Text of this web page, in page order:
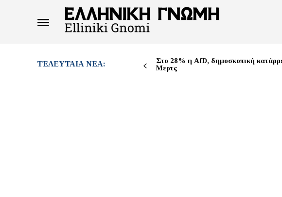
ΤΕΛΕΥΤΑΊΑ ΝΈΑ:
Στο 28% η AfD, δημοσκοπική
Μερτς